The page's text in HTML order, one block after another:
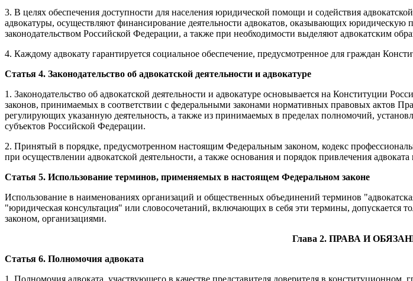
3. В целях обеспечения доступности для населения юридической помощи и содействия
адвокатуры, осуществляют финансирование деятельности адвокатов, оказывающих
законодательством Российской Федерации, а также при необходимости выделяют адвокатским
4. Каждому адвокату гарантируется социальное обеспечение, предусмотренное для граждан
Статья 4. Законодательство об адвокатской деятельности и адвокатуре
1. Законодательство об адвокатской деятельности и адвокатуре основывается на Конституции
законов, принимаемых в соответствии с федеральными законами нормативных правовых актов
регулирующих указанную деятельность, а также из принимаемых в пределах полномочий,
субъектов Российской Федерации.
2. Принятый в порядке, предусмотренном настоящим Федеральным законом, кодекс
при осуществлении адвокатской деятельности, а также основания и порядок привлечения адвоката
Статья 5. Использование терминов, применяемых в настоящем Федеральном законе
Использование в наименованиях организаций и общественных объединений терминов
"юридическая консультация" или словосочетаний, включающих в себя эти термины,
законом, организациями.
Глава 2. ПРАВА И
Статья 6. Полномочия адвоката